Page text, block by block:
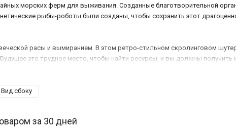
морских ферм для выживания. Созданные благотворительной
рыбы-роботы были созданы, чтобы сохранить этот
расы и вымиранием. В этом ретро-стильном скролинговом
это трудное место, чтобы найти ресурсы, и вы должны
свой корабль, чтобы соответствовать вашему стилю игры.
Вид сбоку
за 30 дней